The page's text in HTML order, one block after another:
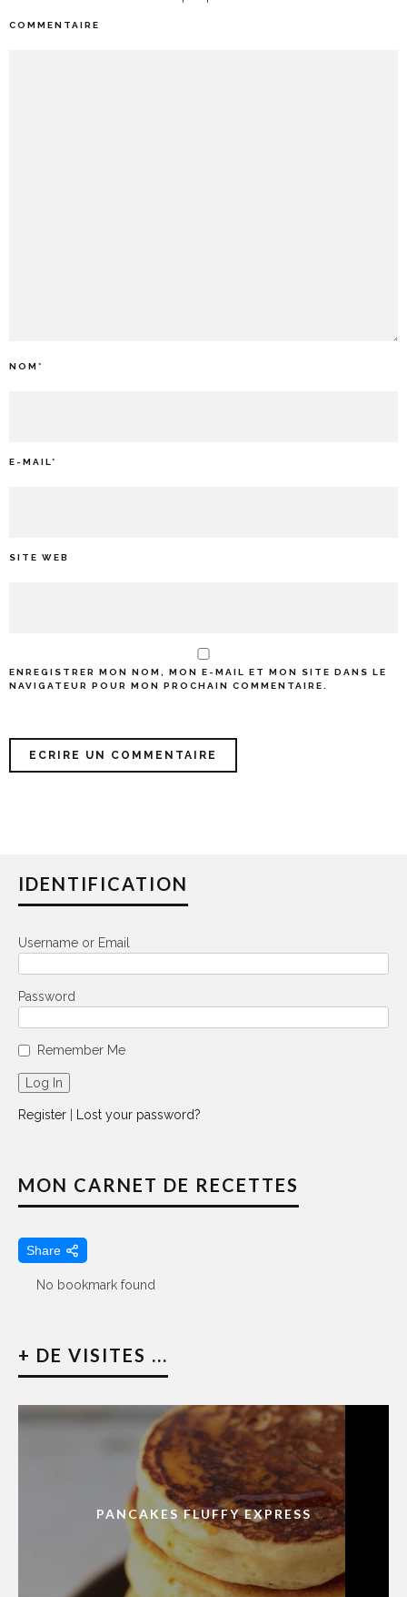
COMMENTAIRE
NOM *
E-MAIL*
SITE WEB
ENREGISTRER MON NOM, MON E-MAIL ET MON SITE DANS LE
NAVIGATEUR POUR MON PROCHAIN COMMENTAIRE.
IDENTIFICATION
Username or Email
Password
Remember Me
Register Lost your password?
MON CARNET DE RECETTES
Share
No bookmark found
+ DE VISITES ...
PANCAKES FLUFFY EXPRESS